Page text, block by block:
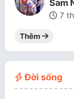
Sam
7
Thêm
Đời sống